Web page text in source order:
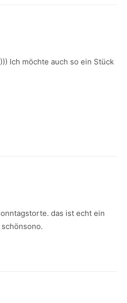
Ich möchte auch so ein Stück
das ist echt ein